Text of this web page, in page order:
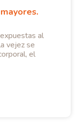
al
vejez se
el